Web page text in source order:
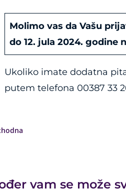
Molimo vas da Vašu
do 12. jula 2024. godine
Ukoliko imate dodatna
putem telefona 00387 33
vam se može